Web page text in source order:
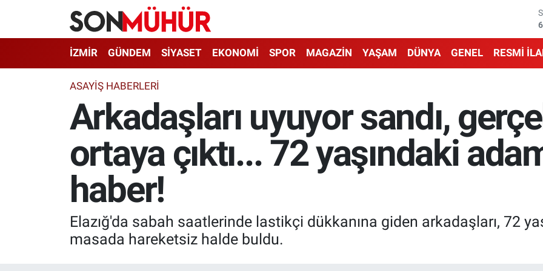
İZMİR GÜNDEM SİYASET EKONOMİ SPOR MAGAZİN YAŞAM DÜNYA GENEL RESMİ
ASAYIŞ HABERLERI
Arkadaşları uyuyor sandı,
ortaya çıktı... 72 yaşındaki
haber!
Elazığ'da sabah saatlerinde lastikçi dükkanına giden arkadaşları, 72
masada hareketsiz halde buldu.
İzmir Nöbetçi Eczaneler
İzmir Hava Durumu
İzmir Namaz Vakitleri
İzmir Trafik Yoğunluk Haritası
Süper Lig Puan Durumu ve Fikstür
Tüm Manşetler
Son Dakika Haberleri